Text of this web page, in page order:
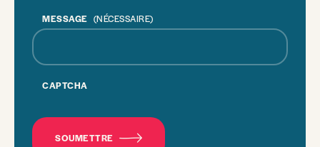
MESSAGE (NÉCESSAIRE)
CAPTCHA
SOUMETTRE